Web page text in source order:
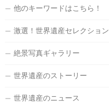
他のキーワードはこちら！
激選！世界遺産セレクション
絶景写真ギャラリー
世界遺産のストーリー
世界遺産のニュース